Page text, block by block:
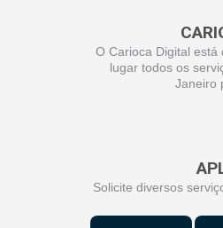
O Carioca Digital
lugar todos os
Janeiro
Solicite diversos